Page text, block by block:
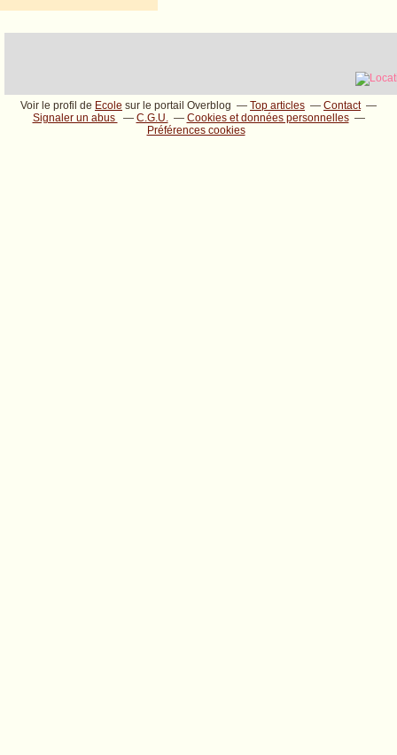
Voir le profil de Ecole sur le portail Overblog Top articles
Contact
Signaler un abus
C.G.U.
Cookies et données personnelles
Préférences cookies